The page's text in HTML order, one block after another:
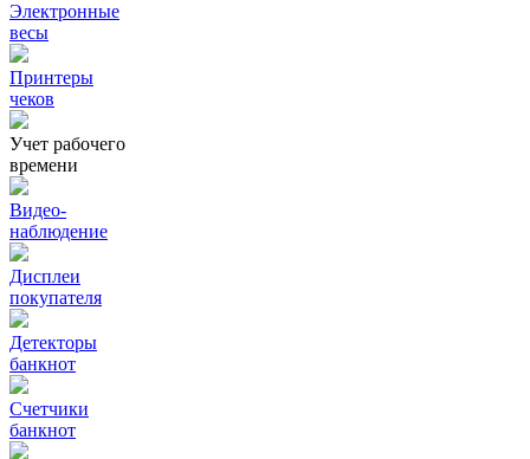
Электронные
весы
Принтеры
чеков
Учет рабочего
времени
Видео‑
наблюдение
Дисплеи
покупателя
Детекторы
банкнот
Счетчики
банкнот